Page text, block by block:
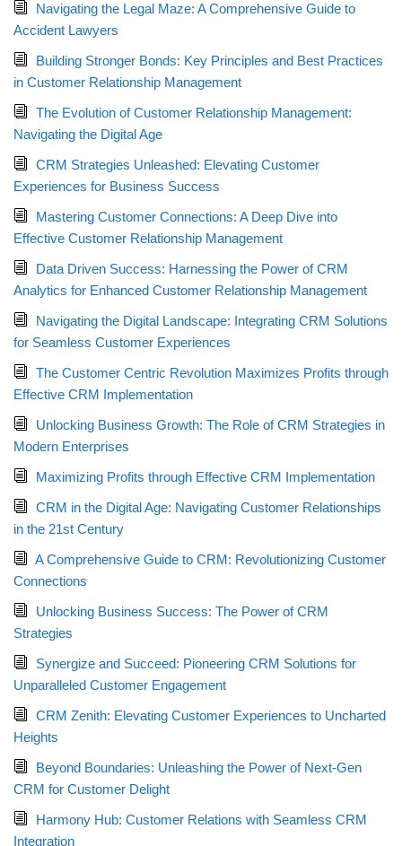
Navigating the Legal Maze: A Comprehensive Guide to
Accident Lawyers
Building Stronger Bonds: Key Principles and Best Practices
in Customer Relationship Management
The Evolution of Customer Relationship Management:
Navigating the Digital Age
CRM Strategies Unleashed: Elevating Customer
Experiences for Business Success
Mastering Customer Connections: A Deep Dive into
Effective Customer Relationship Management
Data Driven Success: Harnessing the Power of CRM
Analytics for Enhanced Customer Relationship Management
Navigating the Digital Landscape: Integrating CRM Solutions
for Seamless Customer Experiences
The Customer Centric Revolution Maximizes Profits through
Effective CRM Implementation
Unlocking Business Growth: The Role of CRM Strategies in
Modern Enterprises
Maximizing Profits through Effective CRM Implementation
CRM in the Digital Age: Navigating Customer Relationships
in the 21st Century
A Comprehensive Guide to CRM: Revolutionizing Customer
Connections
Unlocking Business Success: The Power of CRM
Strategies
Synergize and Succeed: Pioneering CRM Solutions for
Unparalleled Customer Engagement
CRM Zenith: Elevating Customer Experiences to Uncharted
Heights
Beyond Boundaries: Unleashing the Power of Next-Gen
CRM for Customer Delight
Harmony Hub: Customer Relations with Seamless CRM
Integration